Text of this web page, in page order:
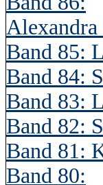
Alexandra
Band 85:
Band 84:
Band 83:
Band 82:
Band 81:
Band 80: